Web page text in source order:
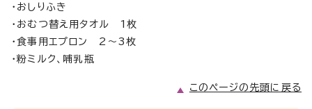
・おしりふき
・おむつ替え用タオル 1枚
・食事用エプロン 2～3枚
・粉ミルク、哺乳瓶
このページの先頭に戻る